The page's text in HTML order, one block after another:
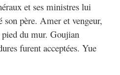
et ses ministres lui
son père. Amer et vengeur,
du mur. Goujian
furent acceptées. Yue